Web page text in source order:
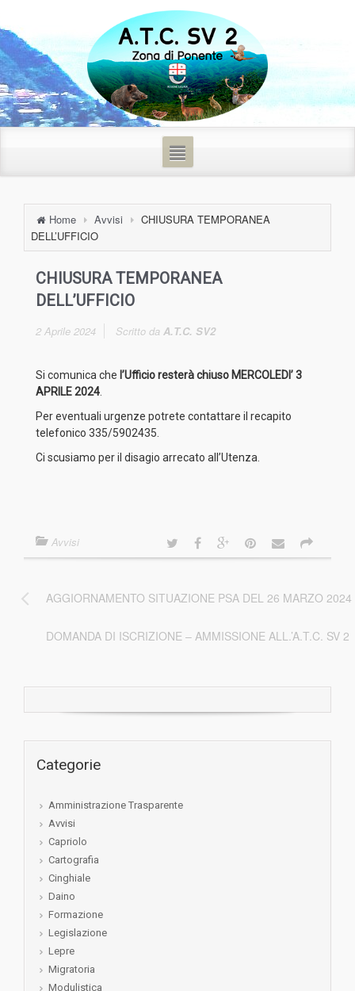
Home Avvisi
CHIUSURA TEMPORANEA
DELL’UFFICIO
CHIUSURA TEMPORANEA
DELL’UFFICIO
2 Aprile 2024 Scritto da A.T.C. SV2
Si comunica che l’Ufficio resterà chiuso MERCOLEDI’ 3
APRILE 2024
Per eventuali urgenze potrete contattare il recapito
telefonico 335/5902435.
Ci scusiamo per il disagio arrecato all’Utenza.
Avvisi
AGGIORNAMENTO SITUAZIONE PSA DEL 26 MARZO 2024
DOMANDA DI ISCRIZIONE – AMMISSIONE ALL.’A.T.C. SV 2
Categorie
Amministrazione Trasparente
Avvisi
Capriolo
Cartografia
Cinghiale
Daino
Formazione
Legislazione
Lepre
Migratoria
Modulistica